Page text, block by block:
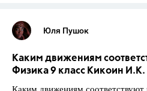
Юля Пушок
Каким движениям
Физика 9 класс Кикоин И.К.
Каким движениям